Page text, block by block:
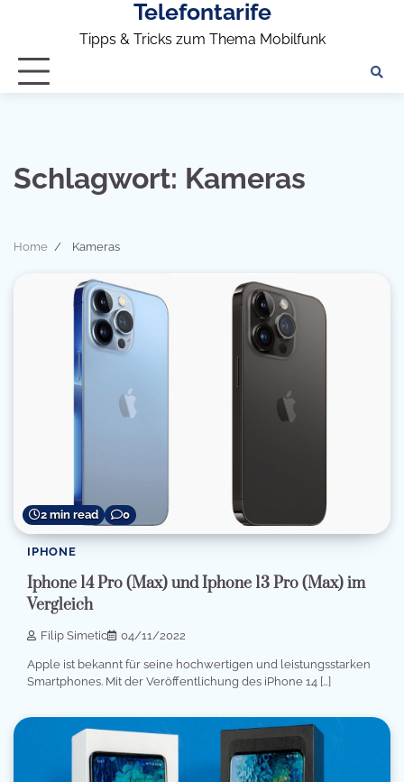
Telefontarife
Tipps & Tricks zum Thema Mobilfunk
Schlagwort: Kameras
Home Kameras
2 min read 0
IPHONE
Iphone 14 Pro (Max) und Iphone 13 Pro (Max) im
Vergleich
Filip Simetic 04/11/2022
Apple ist bekannt für seine hochwertigen und leistungsstarken
Smartphones. Mit der Veröffentlichung des iPhone 14 […]